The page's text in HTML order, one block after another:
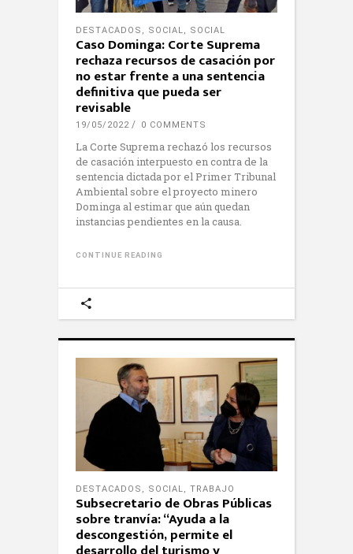
DESTACADOS , SOCIAL, SOCIAL
Caso Dominga: Corte Suprema
rechaza recursos de casación por
no estar frente a una sentencia
definitiva que pueda ser
revisable
19/05/2022 0 COMMENTS
La Corte Suprema rechazó los recursos
de casación interpuesto en contra de la
sentencia dictada por el Primer Tribunal
Ambiental sobre el proyecto minero
Dominga al estimar que aún quedan
instancias pendientes en la causa.
CONTINUE READING
DESTACADOS , SOCIAL, TRABAJO
Subsecretario de Obras Públicas
sobre tranvía: “Ayuda a la
descongestión, permite el